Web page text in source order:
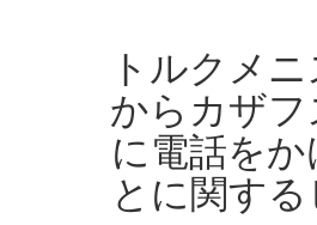
トルクメ
からカザ
に電話をか
とに関する